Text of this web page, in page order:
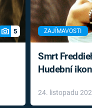
5 ZAJÍMAVOSTI
Smrt
Hudební
léky
24. listopadu